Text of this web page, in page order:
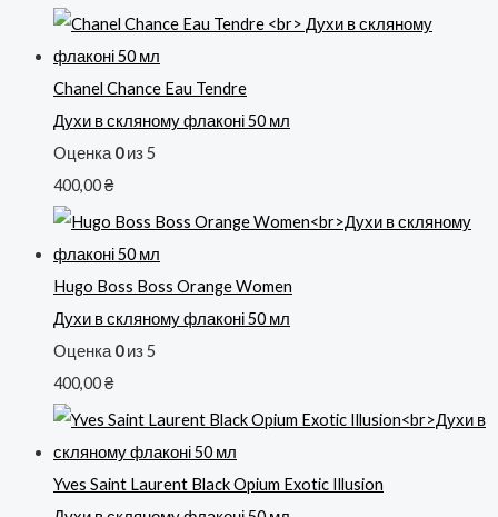
Chanel Chance Eau Tendre
Духи в скляному флаконі 50 мл
Оценка0из 5
400,00₴
Hugo Boss Boss Orange Women
Духи в скляному флаконі 50 мл
Оценка 0из 5
400,00₴
Yves Saint Laurent Black Opium Exotic Illusion